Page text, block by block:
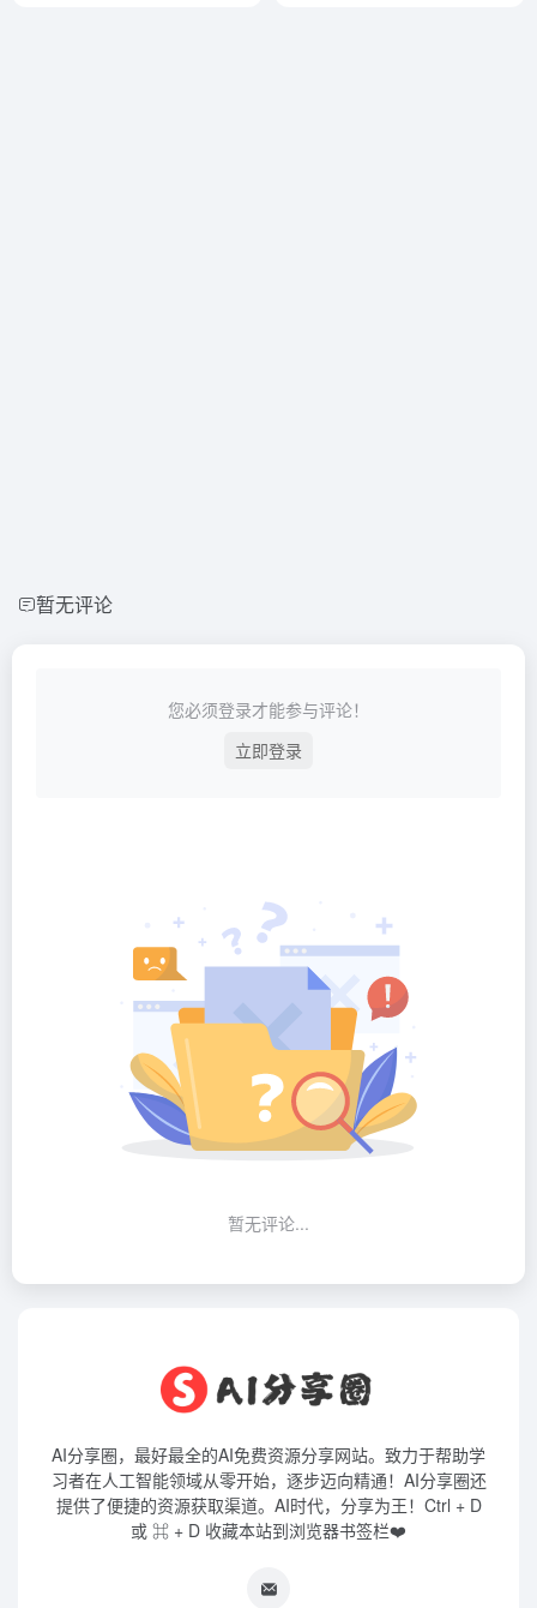
暂无评论
您必须登录才能参与评论！
立即登录
暂无评论...
AI分享圈，最好最全的AI免费资源分享网站。致力于帮助学
习者在人工智能领域从零开始，逐步迈向精通！AI分享圈还
提供了便捷的资源获取渠道。AI时代，分享为王！Ctrl + D
或 ⌘ + D 收藏本站到浏览器书签栏❤️